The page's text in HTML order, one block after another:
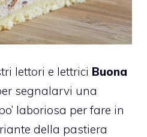
lettori e lettrici Buona
segnalarvi una
laboriosa per fare in
della pastiera